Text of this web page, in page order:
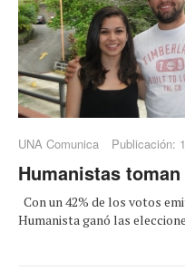
UNA Comunica Publicación:
Humanistas toman
Con un 42% de los votos
Humanista ganó las